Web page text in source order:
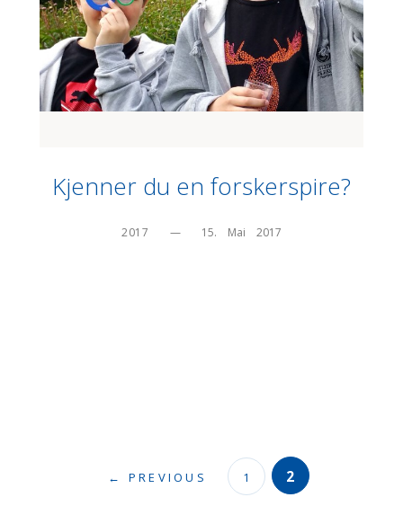
Kjenner du en forskerspire?
2017 — 15.    Mai    2017
← PREVIOUS 1 2